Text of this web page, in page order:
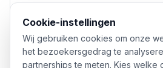
Kosten premie (1-5%
looptijd en strike), maar
onvoorwaardelijke
Cookie-instellingen
Wij gebruiken cookies om onze
het bezoekersgedrag te
partnerships te meten. Kies welke